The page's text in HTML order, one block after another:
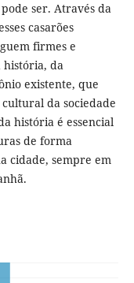
ser. Através da
casarões
firmes e
história, da
existente, que
da sociedade
história é essencial
de forma
cidade, sempre em